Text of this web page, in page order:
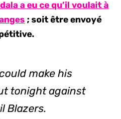
a eu ce qu’il voulait à
; soit être envoyé
make his
tonight against
Blazers.